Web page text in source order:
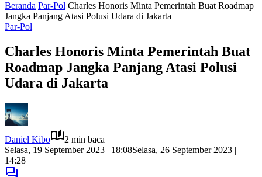
Beranda Par-Pol Charles Honoris Minta Pemerintah Buat Roadmap
Jangka Panjang Atasi Polusi Udara di Jakarta
Par-Pol
Charles Honoris Minta Pemerintah Buat
Roadmap Jangka Panjang Atasi Polusi
Udara di Jakarta
Daniel Kibo
2 min baca
Selasa, 19 September 2023 | 18:08Selasa, 26 September 2023 |
14:28